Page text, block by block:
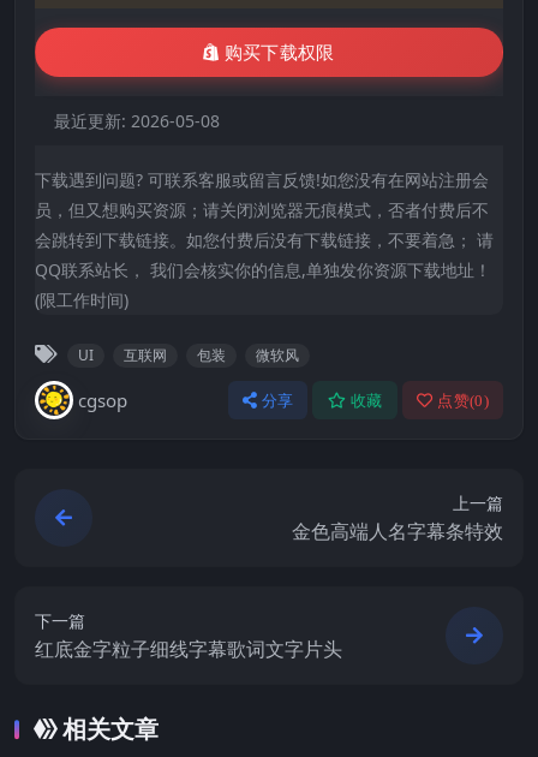
购买下载权限
最近更新: 2026-05-08
下载遇到问题? 可联系客服或留言反馈!如您没有在网站注册会
员，但又想购买资源；请关闭浏览器无痕模式，否者付费后不
会跳转到下载链接。如您付费后没有下载链接，不要着急； 请
QQ联系站长， 我们会核实你的信息,单独发你资源下载地址！
(限工作时间)
UI 互联网 包装 微软风
cgsop 分享 收藏 点赞(0)
上一篇
金色高端人名字幕条特效
下一篇
红底金字粒子细线字幕歌词文字片头
相关文章